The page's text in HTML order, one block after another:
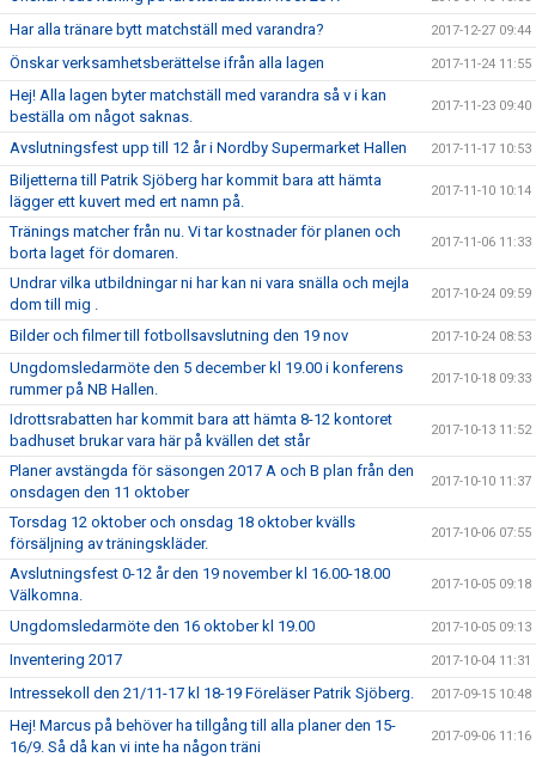
Har alla tränare bytt matchställ med varandra? 2017-12-27 09:44
Önskar verksamhetsberättelse ifrån alla lagen 2017-11-24 11:55
Hej! Alla lagen byter matchställ med varandra så v i kan
beställa om något saknas.
2017-11-23 09:40
Avslutningsfest upp till 12 år i Nordby Supermarket Hallen 2017-11-17 10:53
Biljetterna till Patrik Sjöberg har kommit bara att hämta
lägger ett kuvert med ert namn på.
2017-11-10 10:14
Tränings matcher från nu. Vi tar kostnader för planen och
borta laget för domaren.
2017-11-06 11:33
Undrar vilka utbildningar ni har kan ni vara snälla och mejla
dom till mig .
2017-10-24 09:59
Bilder och filmer till fotbollsavslutning den 19 nov 2017-10-24 08:53
Ungdomsledarmöte den 5 december kl 19.00 i konferens
rummer på NB Hallen.
2017-10-18 09:33
Idrottsrabatten har kommit bara att hämta 8-12 kontoret
badhuset brukar vara här på kvällen det står
2017-10-13 11:52
Planer avstängda för säsongen 2017 A och B plan från den
onsdagen den 11 oktober
2017-10-10 11:37
Torsdag 12 oktober och onsdag 18 oktober kvälls
försäljning av träningskläder.
2017-10-06 07:55
Avslutningsfest 0-12 år den 19 november kl 16.00-18.00
Välkomna.
2017-10-05 09:18
Ungdomsledarmöte den 16 oktober kl 19.00 2017-10-05 09:13
Inventering 2017 2017-10-04 11:31
Intressekoll den 21/11-17 kl 18-19 Föreläser Patrik Sjöberg. 2017-09-15 10:48
Hej! Marcus på behöver ha tillgång till alla planer den 15-
16/9. Så då kan vi inte ha någon träni
2017-09-06 11:16